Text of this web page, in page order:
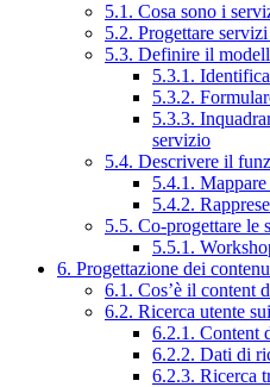
5.1. Cosa sono i
5.2. Progettare
5.3. Definire il
5.3.1.
5.3.2.
5.3.3.
servizio
5.4. Descrivere il
5.4.1. Mappare
5.4.2.
5.5. Co-progettare le
5.5.1.
6. Progettazione dei
6.1. Cos’è il content
6.2. Ricerca utente
6.2.1. Content
6.2.2. Dati di
6.2.3. Ricerca